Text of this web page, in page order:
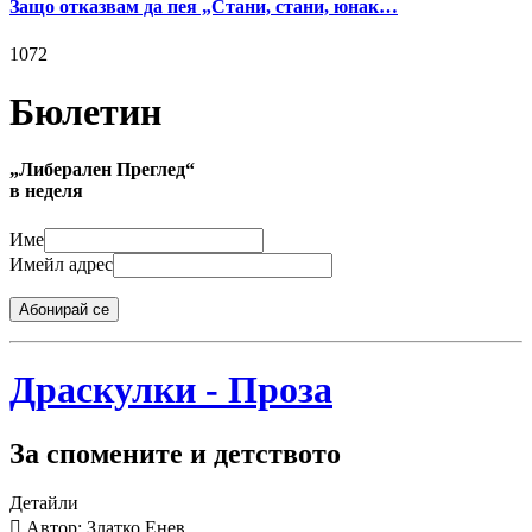
Защо отказвам да пея „Стани, стани, юнак…
1072
Бюлетин
„Либерален Преглед“
в неделя
Име
Имейл адрес
Абонирай се
Драскулки - Проза
За спомените и детството
Детайли